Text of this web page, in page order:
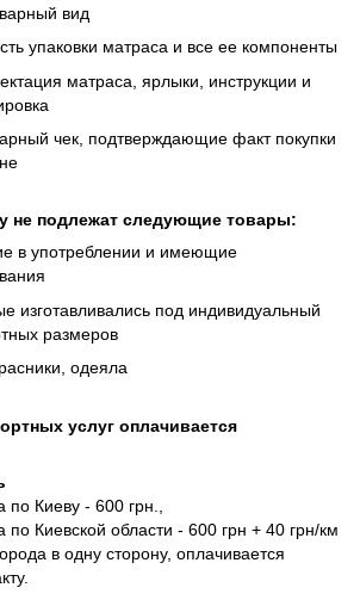
вид
упаковки матраса и все ее компоненты
матраса, ярлыки, инструкции и
чек, подтверждающие факт покупки
не подлежат следующие товары:
в употреблении и имеющие
изготавливались под индивидуальный
размеров
одеяла
услуг оплачивается
по Киеву - 600 грн.,
по Киевской области - 600 грн + 40 грн/км
в одну сторону, оплачивается